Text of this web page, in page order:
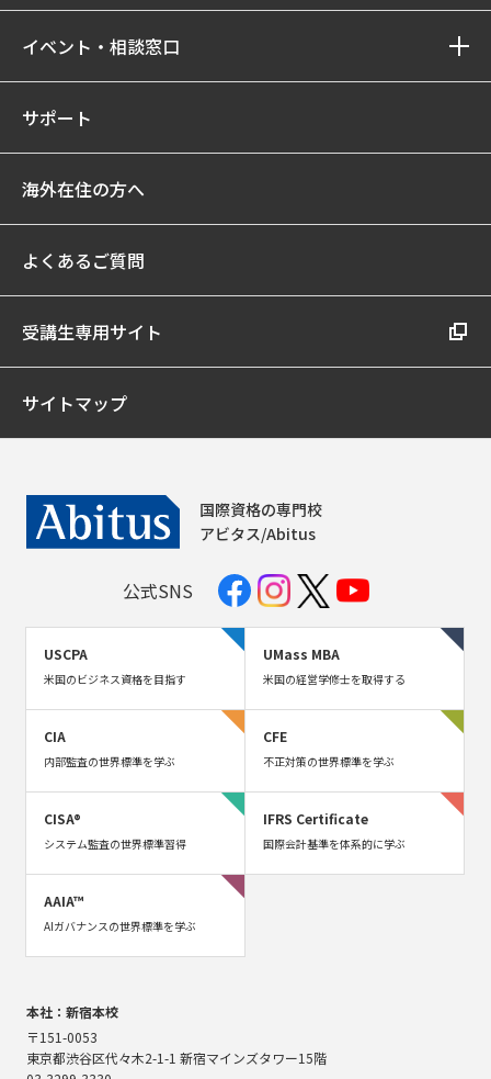
イベント・相談窓口
サポート
海外在住の方へ
よくあるご質問
受講生専用サイト
サイトマップ
国際資格の専門校
アビタス/Abitus
公式SNS
USCPA
米国のビジネス資格を目指す
UMass MBA
米国の経営学修士を取得する
CIA
内部監査の世界標準を学ぶ
CFE
不正対策の世界標準を学ぶ
CISA®
システム監査の世界標準習得
IFRS Certificate
国際会計基準を体系的に学ぶ
AAIA™
AIガバナンスの世界標準を学ぶ
本社：新宿本校
〒151-0053
東京都渋谷区代々木2-1-1 新宿マインズタワー15階